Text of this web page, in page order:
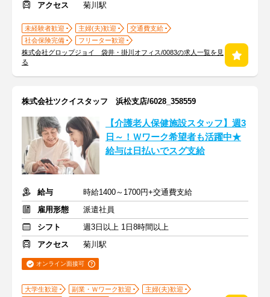
アクセス
菊川駅
未経験者歓迎 主婦(夫)歓迎
交通費支給
社会保険完備
フリーター歓迎
株式会社グロップジョイ 袋井・掛川オフィス/0083の求人一覧を見
る
株式会社ツクイスタッフ 浜松支店/6028_358559
【介護老人保健施設スタッフ】週3
日～！Ｗワーク希望者も活躍中★
給与は日払いでスグ支給
給与
時給1400～1700円+交通費支給
雇用形態
派遣社員
シフト
週3日以上 1日8時間以上
アクセス
菊川駅
オンライン面接可
大学生歓迎 副業・Ｗワーク歓迎
主婦(夫)歓迎